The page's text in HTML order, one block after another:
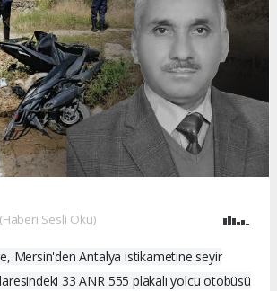
(Haberi Sesli Oku)
Mersin'den Antalya istikametine seyir
33 ANR 555 plakalı yolcu otobüsü